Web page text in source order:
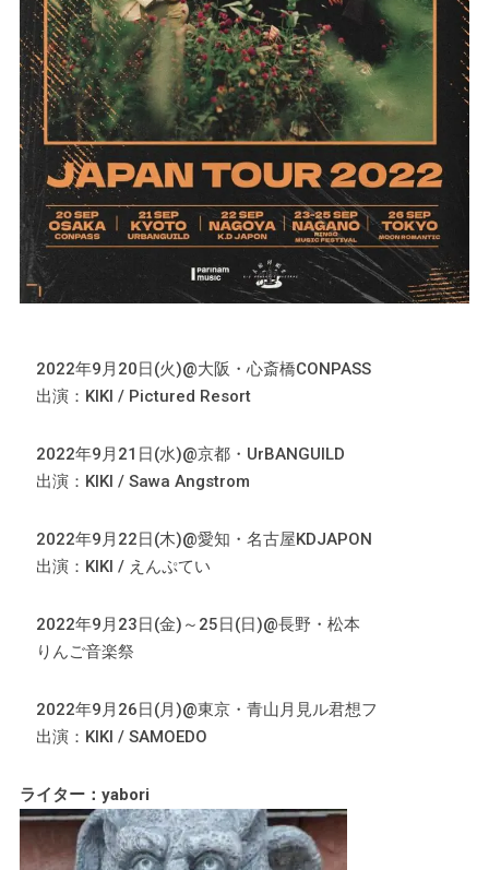
2022年9月20日(火)@大阪・心斎橋CONPASS
出演：KIKI / Pictured Resort
2022年9月21日(水)@京都・UrBANGUILD
出演：KIKI / Sawa Angstrom
2022年9月22日(木)@愛知・名古屋KDJAPON
出演：KIKI / えんぷてい
2022年9月23日(金)～25日(日)@長野・松本
りんご音楽祭
2022年9月26日(月)@東京・青山月見ル君想フ
出演：KIKI / SAMOEDO
ライター：yabori